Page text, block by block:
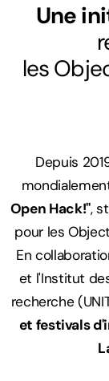
Une
les
Depuis
Open Hack!",
pour les
En
et l'Institut
recherche
et festivals
Autres activités
L'expérience du
Certification
Ressources
Solutions
Recherche
Hackathons